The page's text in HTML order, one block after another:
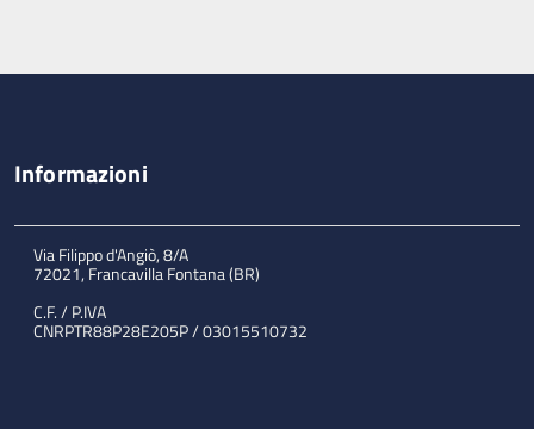
Informazioni
Via Filippo d'Angiò, 8/A
72021, Francavilla Fontana (BR)
C.F. / P.IVA
CNRPTR88P28E205P / 03015510732